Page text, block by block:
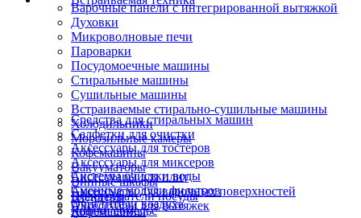
Варочные панели с интегрированной вытяжкой
Духовки
Микроволновые печи
Пароварки
Посудомоечные машины
Стиральные машины
Сушильные машины
Встраиваемые стирально-сушильные машины
Холодильники
Морозильные камеры
Кофемашины
Вакууматоры
Винные шкафы
Подогреватели посуды
Ящики сомелье
Блендеры
Кофемашины
Очистители воздуха
Системы очистки воды
Сменные модули фильтров
Аксессуары для тостеров
Аксессуары для миксеров
Аксессуары для плит
Аксессуары для варочных поверхностей
Аксессуары для вытяжек
Средства для стиральных машин
Салфетки для очистки